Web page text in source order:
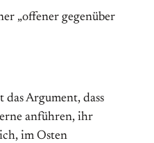
„offener gegenüber
das Argument, dass
anführen, ihr
im Osten